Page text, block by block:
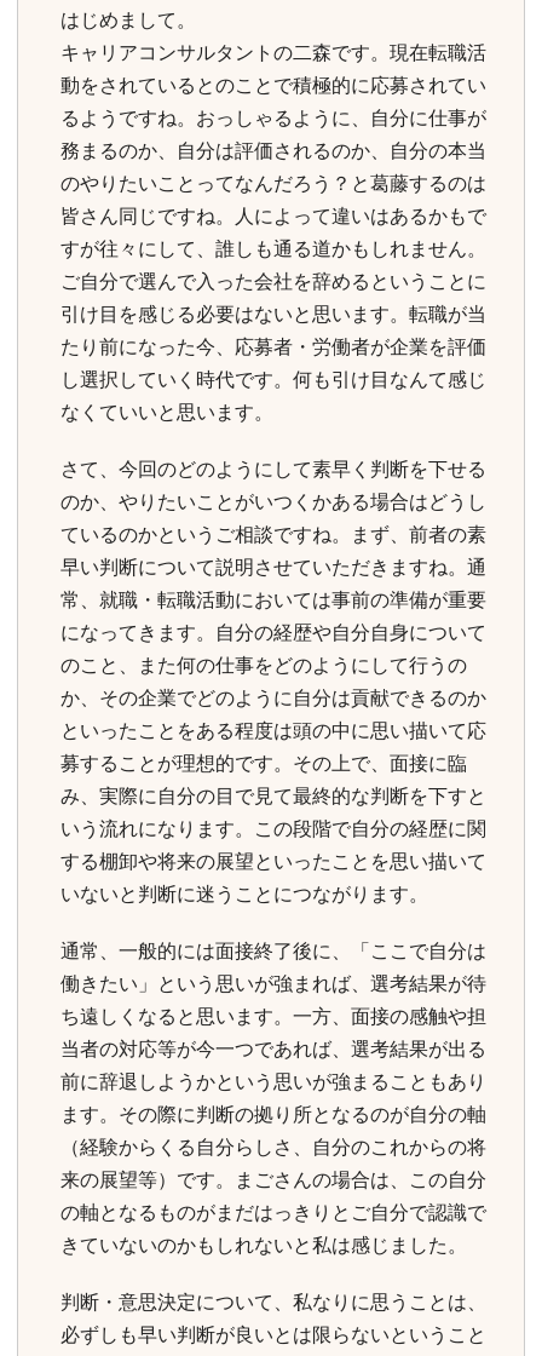
はじめまして。
キャリアコンサルタントの二森です。現在転職活
動をされているとのことで積極的に応募されてい
るようですね。おっしゃるように、自分に仕事が
務まるのか、自分は評価されるのか、自分の本当
のやりたいことってなんだろう？と葛藤するのは
皆さん同じですね。人によって違いはあるかもで
すが往々にして、誰しも通る道かもしれません。
ご自分で選んで入った会社を辞めるということに
引け目を感じる必要はないと思います。転職が当
たり前になった今、応募者・労働者が企業を評価
し選択していく時代です。何も引け目なんて感じ
なくていいと思います。
さて、今回のどのようにして素早く判断を下せる
のか、やりたいことがいつくかある場合はどうし
ているのかというご相談ですね。まず、前者の素
早い判断について説明させていただきますね。通
常、就職・転職活動においては事前の準備が重要
になってきます。自分の経歴や自分自身について
のこと、また何の仕事をどのようにして行うの
か、その企業でどのように自分は貢献できるのか
といったことをある程度は頭の中に思い描いて応
募することが理想的です。その上で、面接に臨
み、実際に自分の目で見て最終的な判断を下すと
いう流れになります。この段階で自分の経歴に関
する棚卸や将来の展望といったことを思い描いて
いないと判断に迷うことにつながります。
通常、一般的には面接終了後に、「ここで自分は
働きたい」という思いが強まれば、選考結果が待
ち遠しくなると思います。一方、面接の感触や担
当者の対応等が今一つであれば、選考結果が出る
前に辞退しようかという思いが強まることもあり
ます。その際に判断の拠り所となるのが自分の軸
（経験からくる自分らしさ、自分のこれからの将
来の展望等）です。まごさんの場合は、この自分
の軸となるものがまだはっきりとご自分で認識で
きていないのかもしれないと私は感じました。
判断・意思決定について、私なりに思うことは、
必ずしも早い判断が良いとは限らないということ